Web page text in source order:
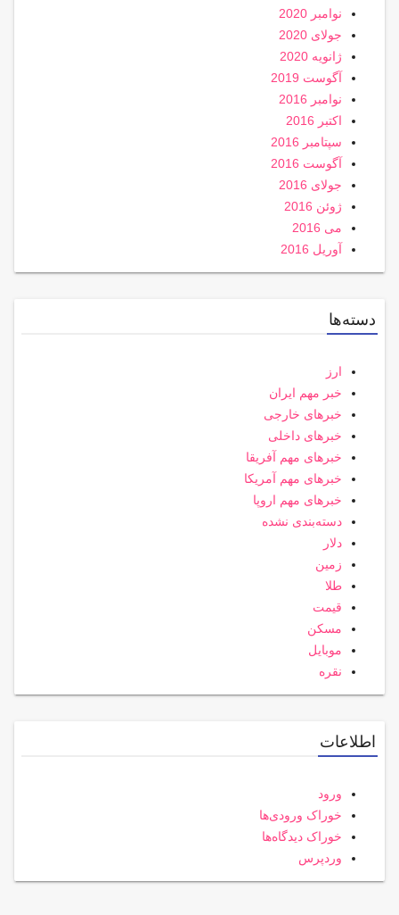
نوامبر 2020
جولای 2020
ژانویه 2020
آگوست 2019
نوامبر 2016
اکتبر 2016
سپتامبر 2016
آگوست 2016
جولای 2016
ژوئن 2016
می 2016
آوریل 2016
دسته‌ها
ارز
خبر مهم ایران
خبرهای خارجی
خبرهای داخلی
خبرهای مهم آفریقا
خبرهای مهم آمریکا
خبرهای مهم اروپا
دسته‌بندی نشده
دلار
زمین
طلا
قیمت
مسکن
موبایل
نقره
اطلاعات
ورود
خوراک ورودی‌ها
خوراک دیدگاه‌ها
وردپرس